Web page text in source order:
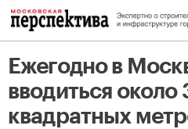
Ежегодно в
вводиться около
квадратных